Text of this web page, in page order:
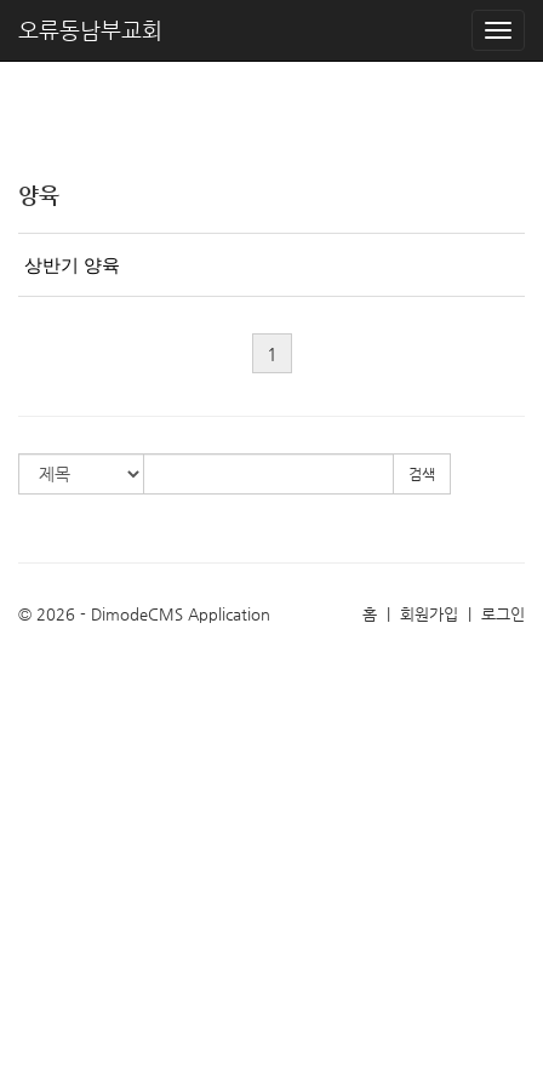
오류동남부교회
양육
상반기 양육
1
검색
© 2026 - DimodeCMS Application 홈 회원가입 로그인